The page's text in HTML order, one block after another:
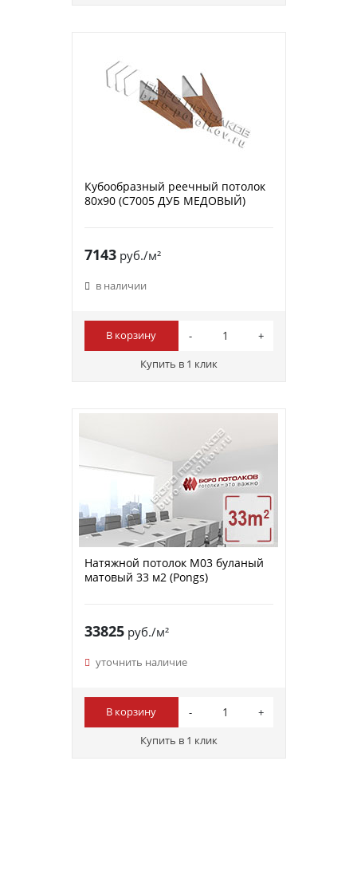
Кубообразный реечный потолок
80х90 (C7005 ДУБ МЕДОВЫЙ)
7143руб./м²
в наличии
В корзину
Купить в 1 клик
Натяжной потолок M03 буланый
матовый 33 м2 (Pongs)
33825руб./м²
уточнить наличие
В корзину
Купить в 1 клик